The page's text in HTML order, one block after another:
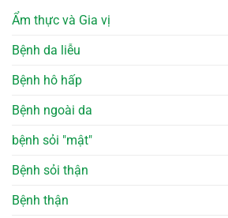
Ẩm thực và Gia vị
Bệnh da liễu
Bệnh hô hấp
Bệnh ngoài da
bệnh sỏi "mật"
Bệnh sỏi thận
Bệnh thận